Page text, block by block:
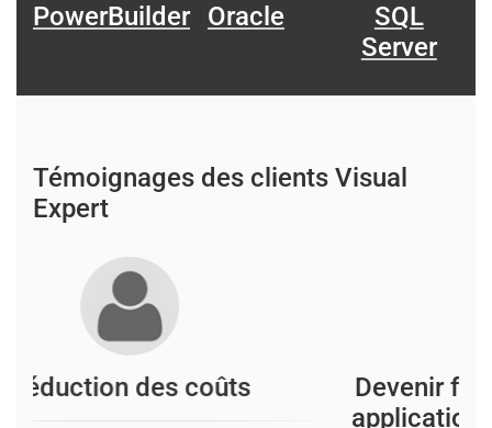
PowerBuilder Oracle
SQL
Server
Témoignages des clients Visual
Expert
Réduction des coûts